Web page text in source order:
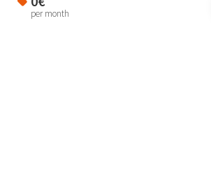
per month
lasegreteria@laplanning.it